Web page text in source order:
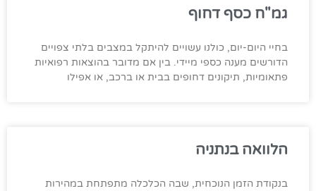
גמ"ח כסף דחוף
בחיי היום-יום, כולנו עשויים להיתקל במצבים בלתי צפויים
הדורשים מענה כספי מיידי. בין אם מדובר בהוצאות רפואיות
פתאומיות, תיקונים דחופים בבית או ברכב, או אפילו
הלוואה בנתניה
בנקודת הזמן הנוכחית, שבה הכלכלה מתפתחת במהירות